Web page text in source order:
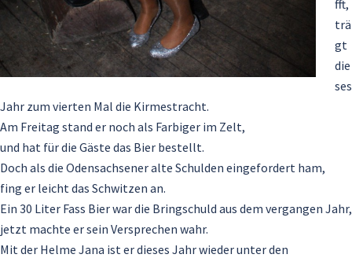
fft,
trä
gt
die
ses
Jahr zum vierten Mal die Kirmestracht.
Am Freitag stand er noch als Farbiger im Zelt,
und hat für die Gäste das Bier bestellt.
Doch als die Odensachsener alte Schulden eingefordert ham,
fing er leicht das Schwitzen an.
Ein 30 Liter Fass Bier war die Bringschuld aus dem vergangen Jahr,
jetzt machte er sein Versprechen wahr.
Mit der Helme Jana ist er dieses Jahr wieder unter den